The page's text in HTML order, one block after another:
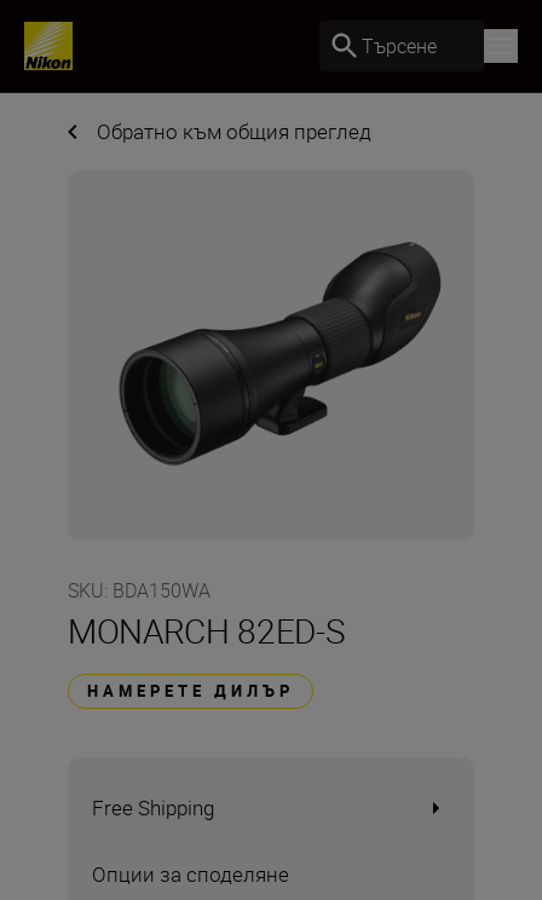
Търсене
Обратно към общия преглед
SKU: BDA150WA
MONARCH 82ED-S
НАМЕРЕТЕ ДИЛЪР
Free Shipping
Опции за споделяне